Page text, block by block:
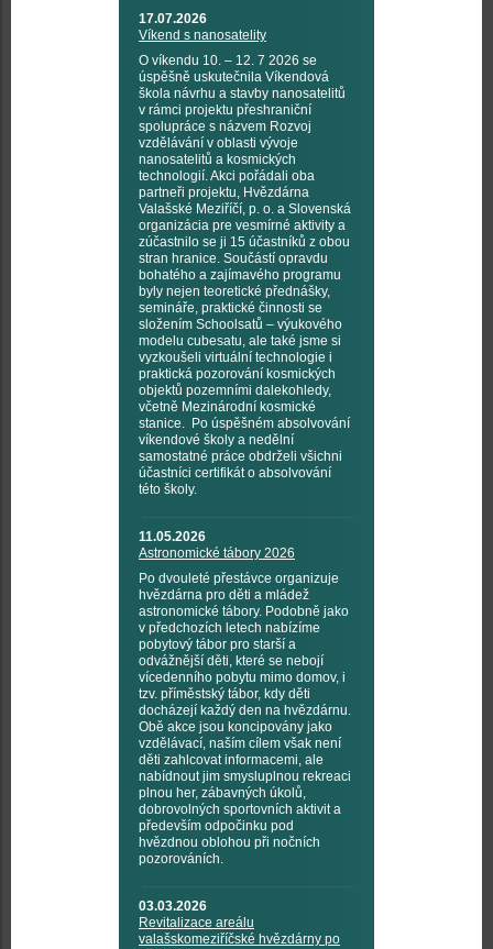
17.07.2026
Víkend s nanosatelity
O víkendu 10. – 12. 7 2026 se
úspěšně uskutečnila Víkendová
škola návrhu a stavby nanosatelitů
v rámci projektu přeshraniční
spolupráce s názvem Rozvoj
vzdělávání v oblasti vývoje
nanosatelitů a kosmických
technologií. Akci pořádali oba
partneři projektu, Hvězdárna
Valašské Meziříčí, p. o. a Slovenská
organizácia pre vesmírné aktivity a
zúčastnilo se ji 15 účastníků z obou
stran hranice. Součástí opravdu
bohatého a zajímavého programu
byly nejen teoretické přednášky,
semináře, praktické činnosti se
složením Schoolsatů – výukového
modelu cubesatu, ale také jsme si
vyzkoušeli virtuální technologie i
praktická pozorování kosmických
objektů pozemními dalekohledy,
včetně Mezinárodní kosmické
stanice. Po úspěšném absolvování
víkendové školy a nedělní
samostatné práce obdrželi všichni
účastníci certifikát o absolvování
této školy.
11.05.2026
Astronomické tábory 2026
Po dvouleté přestávce organizuje
hvězdárna pro děti a mládež
astronomické tábory. Podobně jako
v předchozích letech nabízíme
pobytový tábor pro starší a
odvážnější děti, které se nebojí
vícedenního pobytu mimo domov, i
tzv. příměstský tábor, kdy děti
docházejí každý den na hvězdárnu.
Obě akce jsou koncipovány jako
vzdělávací, naším cílem však není
děti zahlcovat informacemi, ale
nabídnout jim smysluplnou rekreaci
plnou her, zábavných úkolů,
dobrovolných sportovních aktivit a
především odpočinku pod
hvězdnou oblohou při nočních
pozorováních.
03.03.2026
Revitalizace areálu
valašskomeziříčské hvězdárny po